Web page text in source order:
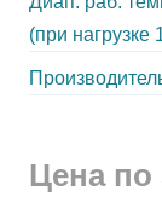
(при нагрузке
Цена по